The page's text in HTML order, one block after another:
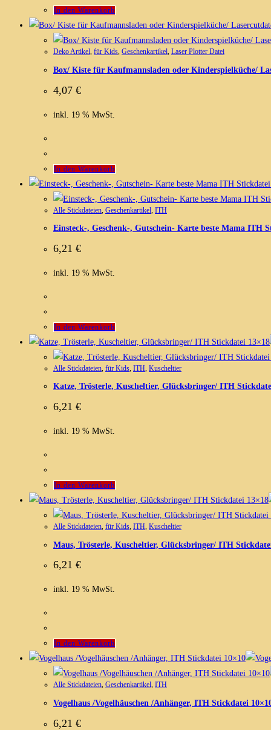
In den Warenkorb
Deko Artikel, für Kids, Geschenkartikel, Laser Plotter Datei
Box/ Kiste für Kaufmannsladen oder Kinderspielküche/
4,07 €
inkl. 19 % MwSt.
In den Warenkorb
Alle Stickdateien Geschenkartikel ITH
Einsteck-, Geschenk-, Gutschein- Karte beste Mama ITH
6,21 €
inkl. 19 % MwSt.
In den Warenkorb
Alle Stickdateien, für Kids, ITH, Kuscheltier
Katze, Trösterle, Kuscheltier, Glücksbringer/ ITH
6,21 €
inkl. 19 % MwSt.
In den Warenkorb
Alle Stickdateien, für Kids, ITH, Kuscheltier
Maus, Trösterle, Kuscheltier, Glücksbringer/ ITH
6,21 €
inkl. 19 % MwSt.
In den Warenkorb
Alle Stickdateien, Geschenkartikel, ITH
Vogelhaus /Vogelhäuschen /Anhänger, ITH Stickdatei
6,21 €